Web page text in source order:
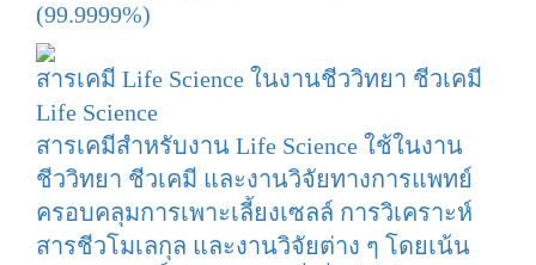
(99.9999%)
สารเคมี Life Science ในงานชีววิทยา ชีวเคมี
Life Science
สารเคมีสำหรับงาน Life Science ใช้ในงาน
ชีววิทยา ชีวเคมี และงานวิจัยทางการแพทย์
ครอบคลุมการเพาะเลี้ยงเซลล์ การวิเคราะห์
สารชีวโมเลกุล และงานวิจัยต่าง ๆ โดยเน้น